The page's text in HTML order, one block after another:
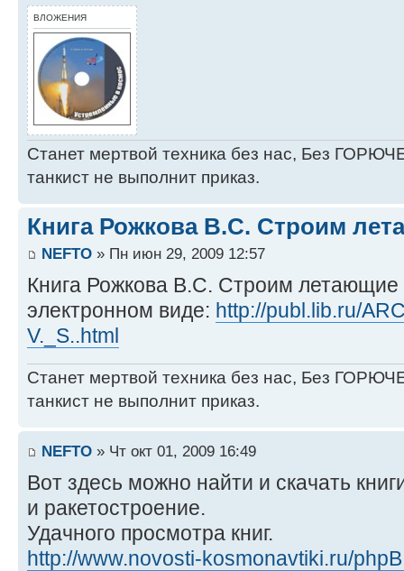
ВЛОЖЕНИЯ
Станет мертвой техника без нас, Без
танкист не выполнит приказ.
Книга Рожкова В.С. Строим
NEFTO » Пн июн 29, 2009 12:57
Книга Рожкова В.С. Строим
электронном виде: http://publ.lib.ru/
V._S..html
Станет мертвой техника без нас, Без
танкист не выполнит приказ.
NEFTO » Чт окт 01, 2009 16:49
Вот здесь можно найти и скачать
и ракетостроение.
Удачного просмотра книг.
http://www.novosti-kosmonavtiki.ru/